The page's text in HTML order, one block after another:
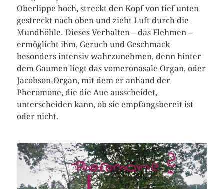
Oberlippe hoch, streckt den Kopf von tief unten
gestreckt nach oben und zieht Luft durch die
Mundhöhle. Dieses Verhalten – das Flehmen –
ermöglicht ihm, Geruch und Geschmack
besonders intensiv wahrzunehmen, denn hinter
dem Gaumen liegt das vomeronasale Organ, oder
Jacobson-Organ, mit dem er anhand der
Pheromone, die die Aue ausscheidet,
unterscheiden kann, ob sie empfangsbereit ist
oder nicht.